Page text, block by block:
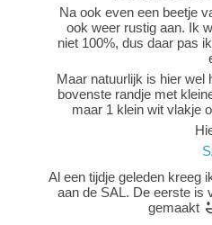
Na ook even een beetje
ook weer rustig aan. Ik
niet 100%, dus daar pas
Maar natuurlijk is hier wel
bovenste randje met
maar 1 klein wit vlakje
Al een tijdje geleden kreeg
aan de SAL. De eerste is
gemaakt